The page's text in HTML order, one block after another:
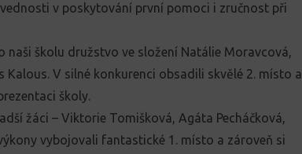
v poskytování první pomoci i zručnost při
školu družstvo ve složení Natálie Moravcová,
V silné konkurenci obsadili skvělé 2. místo a
školy.
žáci – Viktorie Tomišková, Agáta Pecháčková,
vybojovali fantastické 1. místo a zároveň si